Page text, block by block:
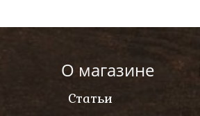
О магазине
Статьи